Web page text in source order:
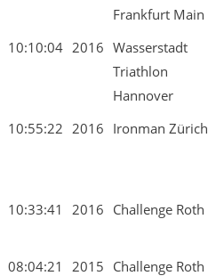
Frankfurt Main
10:10:04 2016 Wasserstadt
Triathlon
Hannover
10:55:22 2016 Ironman Zürich
10:33:41 2016 Challenge Roth
08:04:21 2015 Challenge Roth